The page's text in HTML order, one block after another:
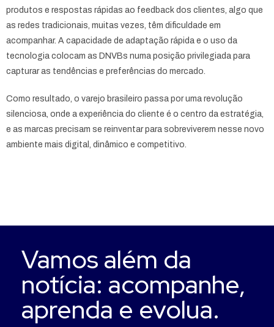
produtos e respostas rápidas ao feedback dos clientes, algo que
as redes tradicionais, muitas vezes, têm dificuldade em
acompanhar. A capacidade de adaptação rápida e o uso da
tecnologia colocam as DNVBs numa posição privilegiada para
capturar as tendências e preferências do mercado.
Como resultado, o varejo brasileiro passa por uma revolução
silenciosa, onde a experiência do cliente é o centro da estratégia,
e as marcas precisam se reinventar para sobreviverem nesse novo
ambiente mais digital, dinâmico e competitivo.
Vamos além da
notícia: acompanhe,
aprenda e evolua.